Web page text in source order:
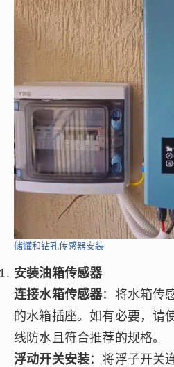
储罐和钻孔传感器安装
安装油箱传感器
连接水箱传感器：将水箱传
的水箱插座。如有必要，请
线防水且符合推荐的规格。
浮动开关安装：将浮子开关